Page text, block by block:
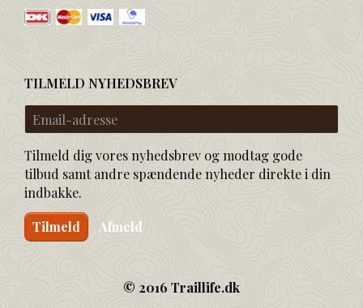
TILMELD NYHEDSBREV
Email-
adresse
Tilmeld dig vores nyhedsbrev og modtag gode
tilbud samt andre spændende nyheder direkte i din
indbakke.
Tilmeld Afmeld
© 2016 Traillife.dk